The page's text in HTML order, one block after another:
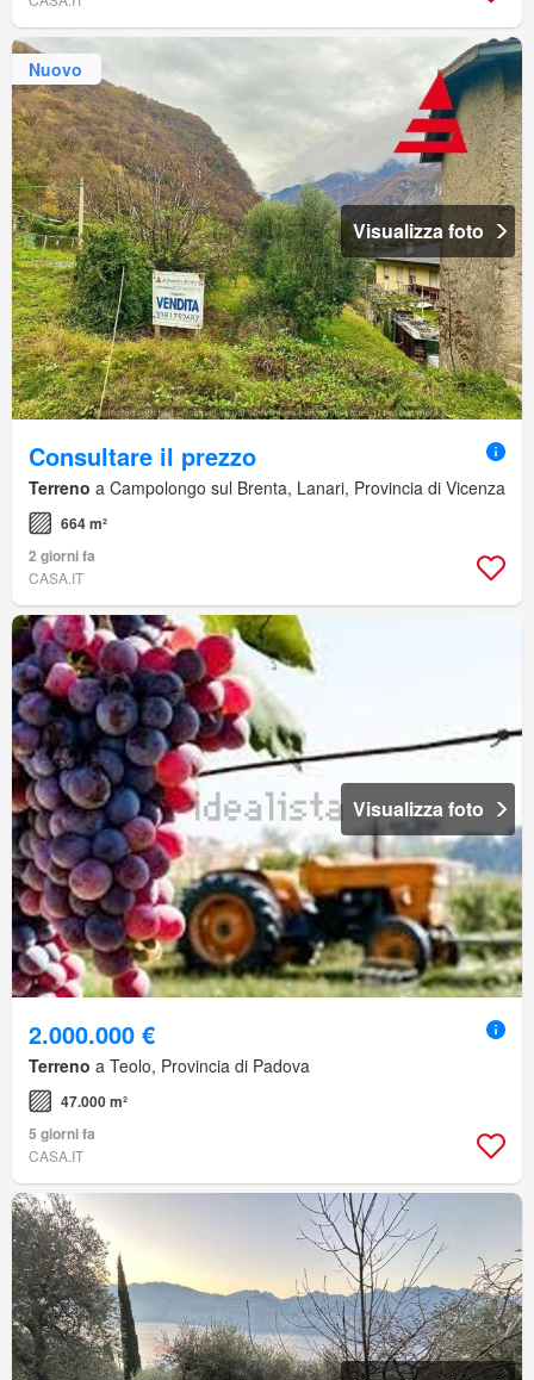
Nuovo
Visualizza foto
Consultare il prezzo
Terreno a Campolongo sul Brenta, Lanari, Provincia di Vicenza
664 m²
2 giorni fa
CASA.IT
Visualizza foto
2.000.000 €
Terreno a Teolo, Provincia di Padova
47.000 m²
5 giorni fa
CASA.IT